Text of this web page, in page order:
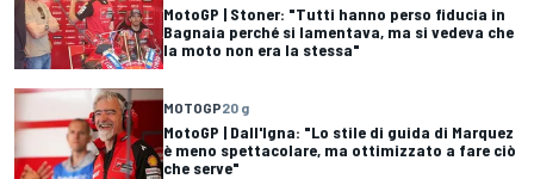
MotoGP | Stoner: "Tutti hanno perso fiducia in
Bagnaia perché si lamentava, ma si vedeva che
la moto non era la stessa"
MOTOGP20 g
MotoGP | Dall'Igna: "Lo stile di guida di Marquez
è meno spettacolare, ma ottimizzato a fare ciò
che serve"